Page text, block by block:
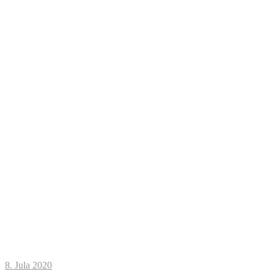
8. Jula 2020